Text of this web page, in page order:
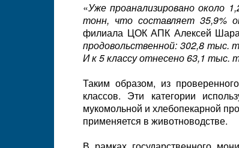
«Уже проанализировано около
тонн, что составляет 35,9%
филиала ЦОК АПК Алексей
продовольственной: 302,8 тыс.
И к 5 классу отнесено 63,1 тыс.
Таким образом, из
классов. Эти категории
мукомольной и хлебопекарной
применяется в животноводстве.